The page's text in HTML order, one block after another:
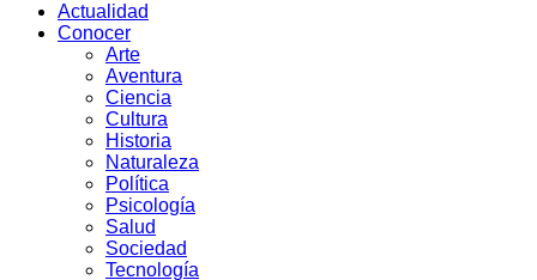
Actualidad
Conocer
Arte
Aventura
Ciencia
Cultura
Historia
Naturaleza
Política
Psicología
Salud
Sociedad
Tecnología